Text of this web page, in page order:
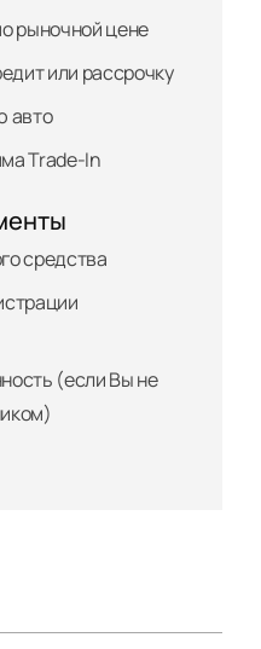
рыночной цене
или рассрочку
авто
Trade-In
средства
(если Вы не